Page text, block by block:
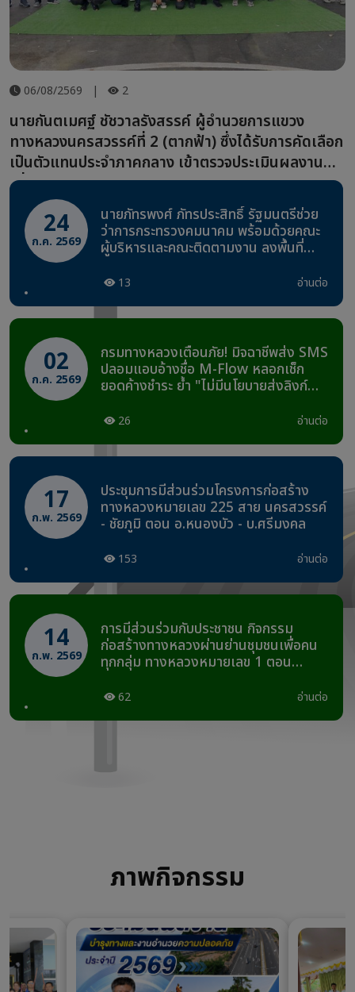
06/08/2569 | 2
นายกันตเมศฐ์ ชัชวาลรังสรรค์ ผู้อำนวยการแขวง
ทางหลวงนครสวรรค์ที่ 2 (ตากฟ้า) ซึ่งได้รับการคัดเลือก
เป็นตัวแทนประจำภาคกลาง เข้าตรวจประเมินผลงาน
เพื่อคัดเลือก "ผู้อำนวยการแขวงทางหลวงดีเด่น ประจำ
ปี 2569"
24
ก.ค. 2569
นายภัทรพงศ์ ภัทรประสิทธิ์ รัฐมนตรีช่วย
ว่าการกระทรวงคมนาคม พร้อมด้วยคณะ
ผู้บริหารและคณะติดตามงาน ลงพื้นที่
ตอนตาคลี – หนองหลวง ช่วง กม.4+000
นครสวรรค์
13 อ่านต่อ
02
ก.ค. 2569
กรมทางหลวงเตือนภัย! มิจฉาชีพส่ง SMS
ปลอมแอบอ้างชื่อ M-Flow หลอกเช็ก
ยอดค้างชำระ ย้ำ "ไม่มีนโยบายส่งลิงก์
ข้อมูลส่วนตัว
26 อ่านต่อ
17
ก.พ. 2569
ประชุมการมีส่วนร่วมโครงการก่อสร้าง
ทางหลวงหมายเลข 225 สาย นครสวรรค์
- ชัยภูมิ ตอน อ.หนองบัว - บ.ศรีมงคล
153 อ่านต่อ
14
ก.พ. 2569
การมีส่วนร่วมกับประชาชน กิจกรรม
ก่อสร้างทางหลวงผ่านย่านชุมชนเพื่อคน
ทุกกลุ่ม ทางหลวงหมายเลข 1 ตอน
– กม.247+397
62 อ่านต่อ
ภาพกิจกรรม